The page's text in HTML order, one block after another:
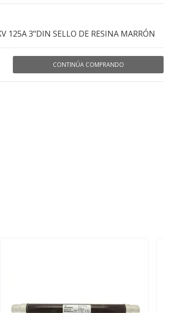
3"DIN SELLO DE RESINA MARRÓN
CONTINÚA COMPRANDO